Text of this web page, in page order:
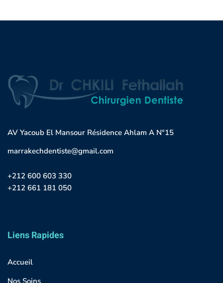
AV Yacoub El Mansour Résidence Ahlam A N°15
marrakechdentiste@gmail.com
+212 600 603 330
+212 661 181 050
Liens Rapides
Accueil
Nos Soins